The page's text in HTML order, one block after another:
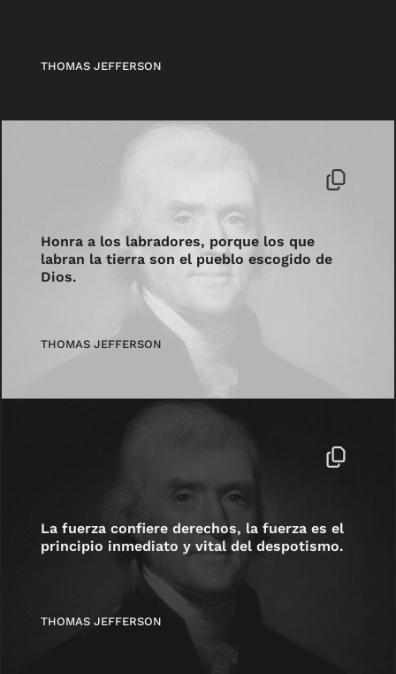
THOMAS JEFFERSON
Honra a los labradores, porque los que
labran la tierra son el pueblo escogido de
Dios.
THOMAS JEFFERSON
La fuerza confiere derechos, la fuerza es el
principio inmediato y vital del despotismo.
THOMAS JEFFERSON